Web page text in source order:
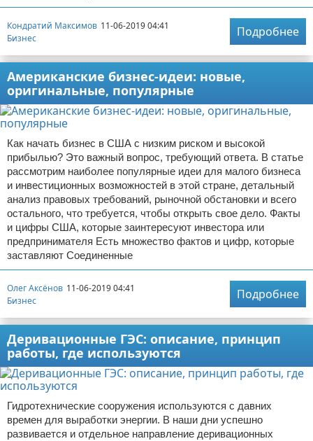
Кондратий Максимов 11-06-2019 04:41
Бизнес
Подробнее
Американские бизнес-идеи: новые,
оригинальные, популярные
Как начать бизнес в США с низким риском и высокой
прибылью? Это важный вопрос, требующий ответа. В статье
рассмотрим наиболее популярные идеи для малого бизнеса
и инвестиционных возможностей в этой стране, детальный
анализ правовых требований, рыночной обстановки и всего
остального, что требуется, чтобы открыть свое дело. Факты
и цифры США, которые заинтересуют инвестора или
предпринимателя Есть множество фактов и цифр, которые
заставляют Соединенные
Олег Аксёнов 11-06-2019 04:41
Бизнес
Подробнее
Деривационные ГЭС: описание, принцип
работы, где используются
Гидротехнические сооружения используются с давних
времен для выработки энергии. В наши дни успешно
развивается и отдельное направление деривационных